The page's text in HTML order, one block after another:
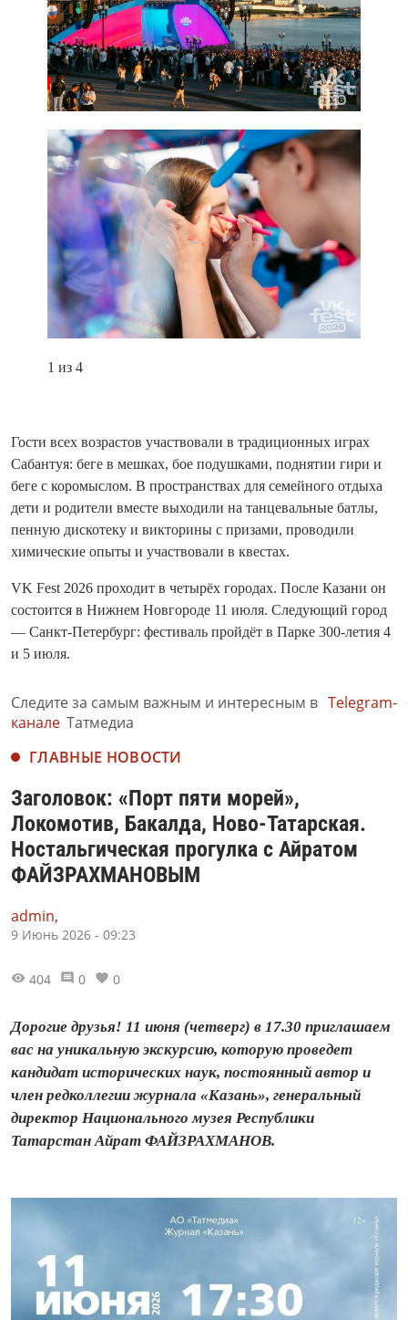
1 из 4
Гости всех возрастов участвовали в традиционных играх
Сабантуя: беге в мешках, бое подушками, поднятии гири и
беге с коромыслом. В пространствах для семейного отдыха
дети и родители вместе выходили на танцевальные батлы,
пенную дискотеку и викторины с призами, проводили
химические опыты и участвовали в квестах.
VK Fest 2026 проходит в четырёх городах. После Казани он
состоится в Нижнем Новгороде 11 июля. Следующий город
— Санкт-Петербург: фестиваль пройдёт в Парке 300-летия 4
и 5 июля.
Следите за самым важным и интересным в Telegram-
канале Татмедиа
ГЛАВНЫЕ НОВОСТИ
Заголовок: «Порт пяти морей»,
Локомотив, Бакалда, Ново-Татарская.
Ностальгическая прогулка с Айратом
ФАЙЗРАХМАНОВЫМ
admin,
9 Июнь 2026 - 09:23
404 0 0
Дорогие друзья! 11 июня (четверг) в 17.30 приглашаем
вас на уникальную экскурсию, которую проведет
кандидат исторических наук, постоянный автор и
член редколлегии журнала «Казань», генеральный
директор Национального музея Республики
Татарстан Айрат ФАЙЗРАХМАНОВ.